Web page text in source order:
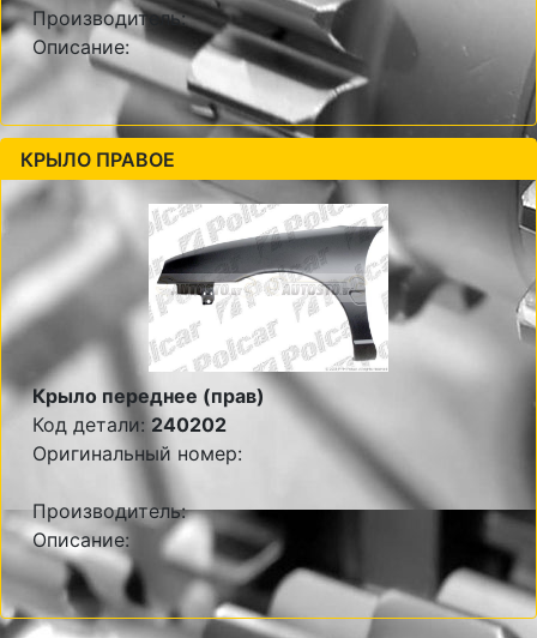
Производитель:
Описание:
КРЫЛО ПРАВОЕ
Крыло переднее (прав)
Код детали: 240202
Оригинальный номер:
Производитель:
Описание: